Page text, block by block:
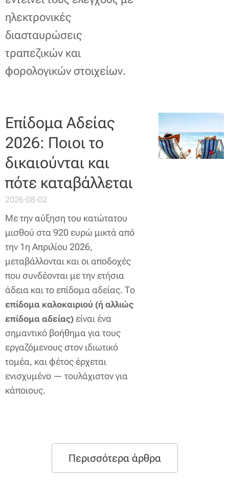
ηλεκτρονικές
διασταυρώσεις
τραπεζικών και
φορολογικών στοιχείων.
Επίδομα Αδείας
2026: Ποιοι το
δικαιούνται και
πότε καταβάλλεται
2026-08-02
Με την αύξηση του κατώτατου
μισθού στα 920 ευρώ μικτά από
την 1η Απριλίου 2026,
μεταβάλλονται και οι αποδοχές
που συνδέονται με την ετήσια
άδεια και το επίδομα αδείας. Το
επίδομα καλοκαιριού (ή αλλιώς
επίδομα αδείας) είναι ένα
σημαντικό βοήθημα για τους
εργαζόμενους στον ιδιωτικό
τομέα, και φέτος έρχεται
ενισχυμένο — τουλάχιστον για
κάποιους.
Περισσότερα άρθρα